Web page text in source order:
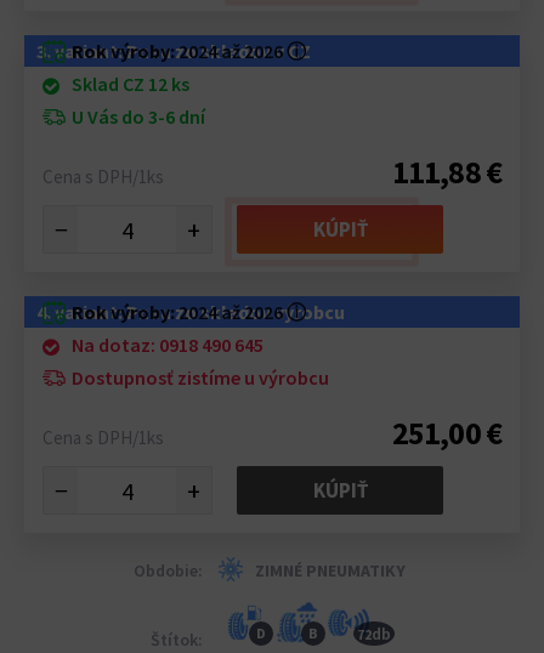
3. variant: Pneu zo skladov v CZ
Rok výroby:2024 až 2026ⓘ
Sklad CZ 12 ks
U Vás do 3-6 dní
Cena s DPH/1ks 111,88 €
− + KÚPIŤ
4. variant: Pneu zo skladov výrobcu
Rok výroby:2024 až 2026ⓘ
Na dotaz: 0918 490 645
Dostupnosť zistíme u výrobcu
Cena s DPH/1ks 251,00 €
− + KÚPIŤ
Obdobie: ZIMNÉ PNEUMATIKY
Štítok: D B 72db